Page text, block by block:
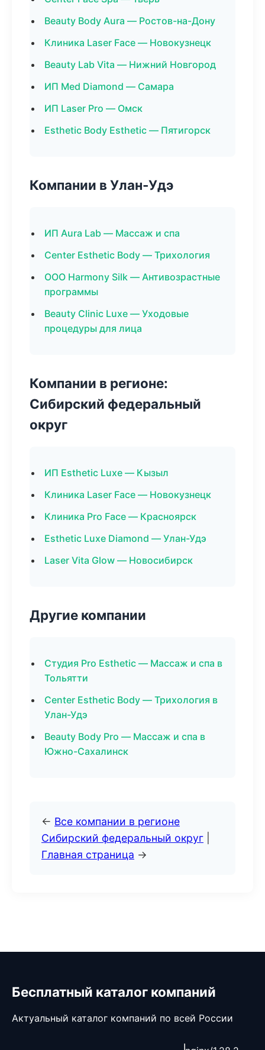
Beauty Body Aura — Ростов-на-Дону
Клиника Laser Face — Новокузнецк
Beauty Lab Vita — Нижний Новгород
ИП Med Diamond — Самара
ИП Laser Pro — Омск
Esthetic Body Esthetic — Пятигорск
Компании в Улан-Удэ
ИП Aura Lab — Массаж и спа
Center Esthetic Body — Трихология
ООО Harmony Silk — Антивозрастные
программы
Beauty Clinic Luxe — Уходовые
процедуры для лица
Компании в регионе:
Сибирский федеральный
округ
ИП Esthetic Luxe — Кызыл
Клиника Laser Face — Новокузнецк
Клиника Pro Face — Красноярск
Esthetic Luxe Diamond — Улан-Удэ
Laser Vita Glow — Новосибирск
Другие компании
Студия Pro Esthetic — Массаж и спа в
Тольятти
Center Esthetic Body — Трихология в
Улан-Удэ
Beauty Body Pro — Массаж и спа в
Южно-Сахалинск
← Все компании в регионе
Сибирский федеральный округ
Главная страница →
Бесплатный каталог компаний
Актуальный каталог компаний по всей России